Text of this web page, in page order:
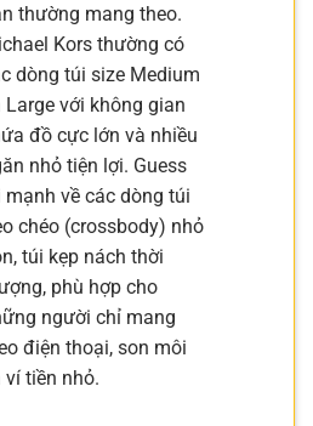
thường mang theo.
Kors thường có
dòng túi size Medium
Large với không gian
đồ cực lớn và nhiều
nhỏ tiện lợi. Guess
mạnh về các dòng túi
chéo (crossbody) nhỏ
túi kẹp nách thời
phù hợp cho
người chỉ mang
điện thoại, son môi
ví tiền nhỏ.